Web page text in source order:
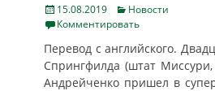
Posted
on
15.08.2019 Categories
Новости
Комментировать
Перевод с английского.
Спрингфилда (штат
Андрейченко пришел в